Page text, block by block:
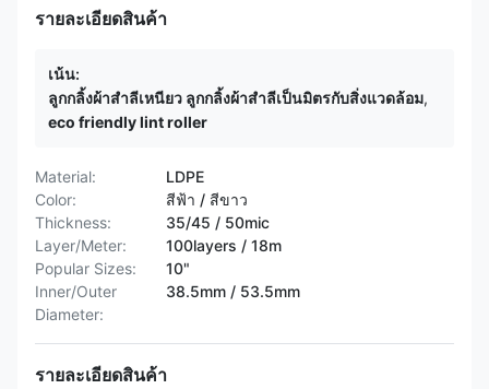
รายละเอียดสินค้า
เน้น:
ลูกกลิ้งผ้าสำลีเหนียว ลูกกลิ้งผ้าสำลีเป็นมิตรกับสิ่งแวดล้อม,
eco friendly lint roller
Material:
LDPE
Color:
สีฟ้า / สีขาว
Thickness:
35/45 / 50mic
Layer/Meter:
100layers / 18m
Popular Sizes:
10"
Inner/Outer
Diameter:
38.5mm / 53.5mm
รายละเอียดสินค้า